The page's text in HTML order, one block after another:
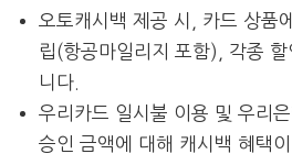
오토캐시백 제공 시, 카드 상품
립(항공마일리지 포함), 각종
니다.
우리카드 일시불 이용 및 우리
승인 금액에 대해 캐시백 혜택